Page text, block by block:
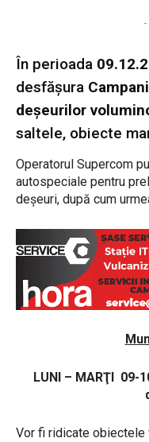
-
În perioada
desfăşura
deşeurilor
saltele, obiecte
Operatorul Supercom
autospeciale pentru
deşeuri, după cum
LUNI – MARŢI
Vor fi ridicate obiectele